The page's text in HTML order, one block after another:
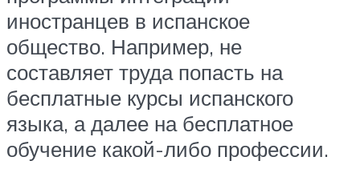
иностранцев в испанское
общество. Например, не
составляет труда попасть на
бесплатные курсы испанского
языка, а далее на бесплатное
обучение какой-либо профессии.